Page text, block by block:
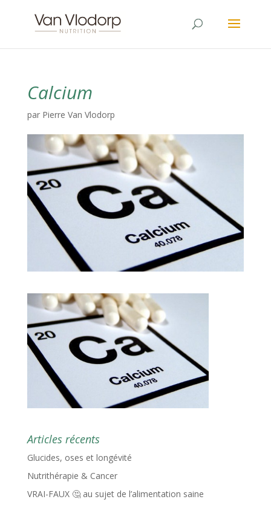
Calcium
par Pierre Van Vlodorp
Articles récents
Glucides, oses et longévité
Nutrithérapie & Cancer
VRAI-FAUX 🤔 au sujet de l’alimentation saine